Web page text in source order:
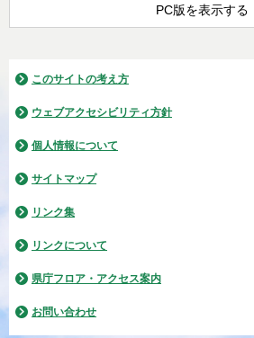
PC版を表示する
このサイトの考え方
ウェブアクセシビリティ方針
個人情報について
サイトマップ
リンク集
リンクについて
県庁フロア・アクセス案内
お問い合わせ